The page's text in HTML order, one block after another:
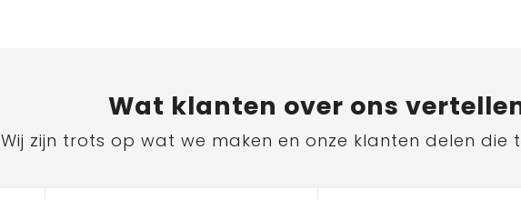
Wat klanten over ons
Wij zijn trots op wat we maken en onze klanten delen die